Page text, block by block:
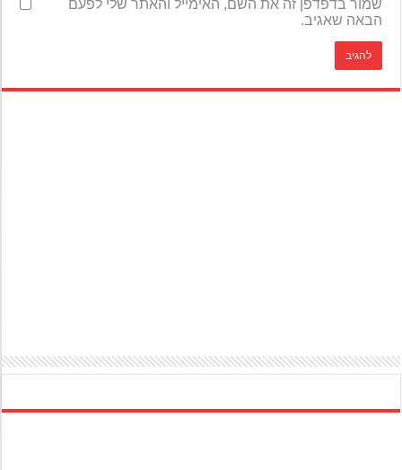
שמור בדפדפן זה את השם, האימייל והאתר שלי לפעם
הבאה שאגיב.